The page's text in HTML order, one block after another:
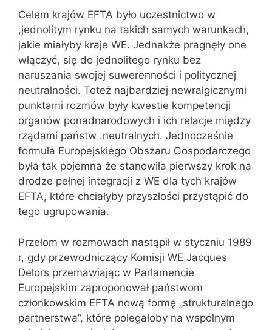
Celem krajów EFTA było uczestnictwo w
,jednolitym rynku na takich samych warunkach,
jakie miałyby kraje WE. Jednakże pragnęły one
włączyć, się do jednolitego rynku bez
naruszania swojej suwerenności i politycznej
neutralności. Toteż najbardziej newralgicznymi
punktami rozmów były kwestie kompetencji
organów ponadnarodowych i ich relacje między
rządami państw .neutralnych. Jednocześnie
formuła Europejskiego Obszaru Gospodarczego
była tak pojemna że stanowiła pierwszy krok na
drodze pełnej integracji z WE dla tych krajów
EFTA, które chciałyby przyszłości przystąpić do
tego ugrupowania.
Przełom w rozmowach nastąpił w styczniu 1989
r, gdy przewodniczący Komisji WE Jacques
Delors przemawiając w Parlamencie
Europejskim zaproponował państwom
członkowskim EFTA nową formę „strukturalnego
partnerstwa”, które polegałoby na wspólnym